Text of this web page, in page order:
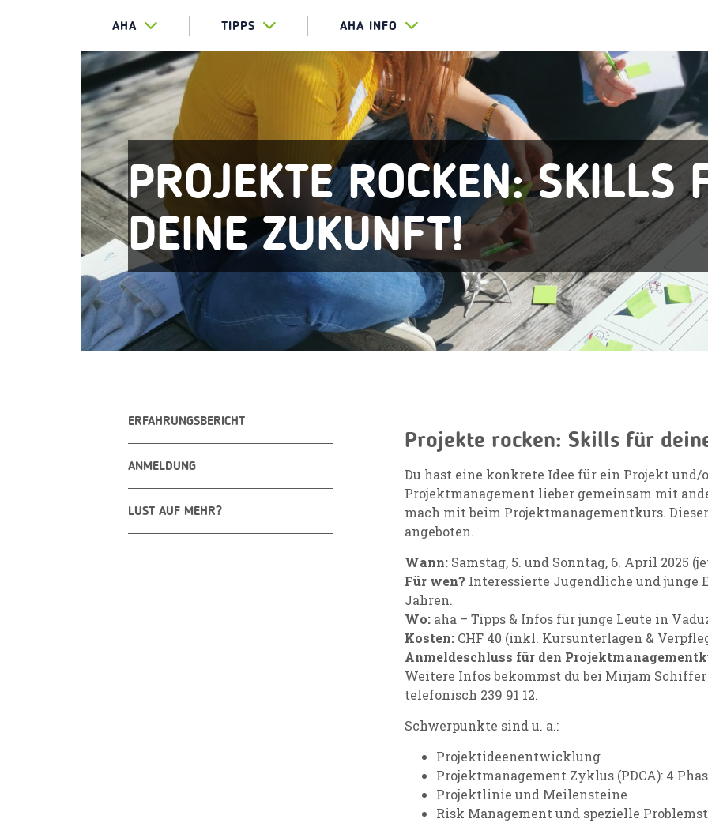
AHA TIPPS AHA INFO
PROJEKTE ROCKEN: SKILLS
DEINE ZUKUNFT!
ERFAHRUNGSBERICHT
ANMELDUNG
LUST AUF MEHR?
Projekte rocken: Skills für
Du hast eine konkrete Idee für ein Projekt
Projektmanagement lieber gemeinsam mit
mach mit beim Projektmanagementkurs.
angeboten.
Wann: Samstag, 5. und Sonntag, 6. April 2025
Für wen? Interessierte Jugendliche und junge
Jahren.
Wo: aha – Tipps & Infos für junge Leute in
Kosten: CHF 40 (inkl. Kursunterlagen &
Anmeldeschluss für den
Weitere Infos bekommst du bei Mirjam
telefonisch 239 91 12.
Schwerpunkte sind u. a.:
Projektideenentwicklung
Projektmanagement Zyklus (PDCA): 4
Projektlinie und Meilensteine
Risk Management und spezielle